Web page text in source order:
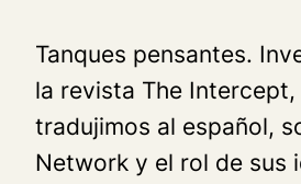
Tanques pensantes.
la revista The Intercept,
tradujimos al español,
Network y el rol de sus